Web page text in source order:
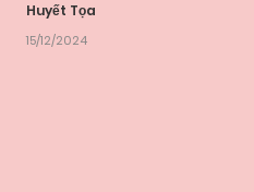
Huyết Tọa
15/12/2024